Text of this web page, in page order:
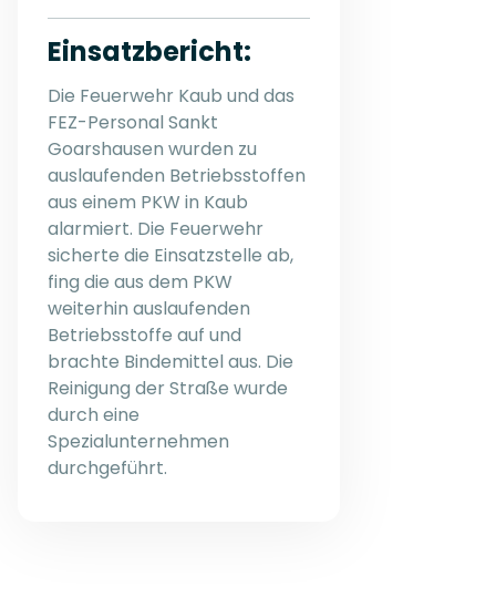
Einsatzbericht:
Die Feuerwehr Kaub und das
FEZ-Personal Sankt
Goarshausen wurden zu
auslaufenden Betriebsstoffen
aus einem PKW in Kaub
alarmiert. Die Feuerwehr
sicherte die Einsatzstelle ab,
fing die aus dem PKW
weiterhin auslaufenden
Betriebsstoffe auf und
brachte Bindemittel aus. Die
Reinigung der Straße wurde
durch eine
Spezialunternehmen
durchgeführt.